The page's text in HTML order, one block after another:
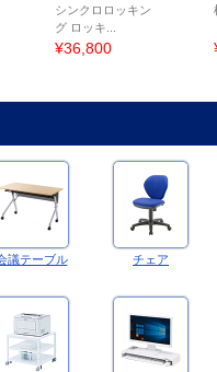
シンクロロッキン
グ ロッキ...
¥36,800
議テーブル チェア